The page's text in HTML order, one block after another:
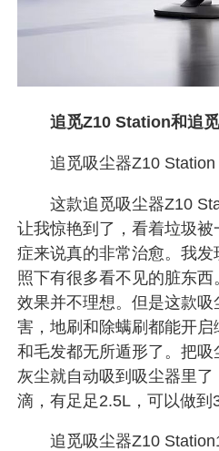
追觅Z10 Station和追
追觅吸尘器Z10 Station
这款追觅吸尘器Z10
让我惊艳到了，看着垃圾被
症来说真的非常治愈。我
照下有很多看不见的脏东西
效果并不理想。但是这款
害，地刷和除螨刷都能开
和毛发都无所遁形了。把
灰尘就自动吸到吸尘器里
滴，有足足2.5L，可以做到
追觅吸尘器Z10